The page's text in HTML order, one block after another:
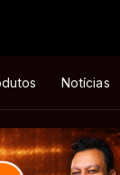
Notícias